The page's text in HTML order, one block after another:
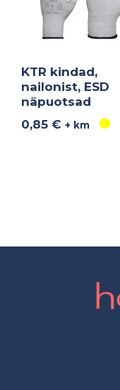
KTR kindad,
nailonist, ESD
näpuotsad
0,85€ + km